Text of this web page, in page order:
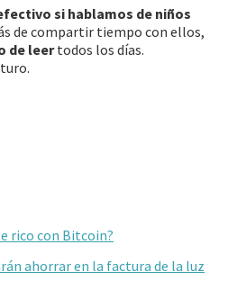
si hablamos de niños
de compartir tiempo con ellos,
de leertodos los días.
rico con Bitcoin?
ahorrar en la factura de la luz